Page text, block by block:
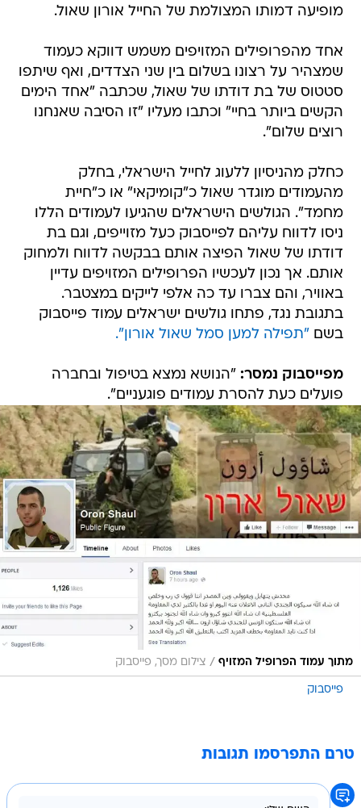
מופיעה דמותו המצולמת של החייל אורון שאול.
אחד מהפרופילים המזויפים משמש דווקא כעמוד
שמצהיר על רצונו בשלום בין שני הצדדים, ואף שיתפו
סטטוס של בת דודתו של שאול, שכתבה "אחד הימים
הקשים ביותר בחיי" וכתבו מעליו "זו הסיבה שאנחנו
רוצים שלום".
כחלק מהניסיון ללעוג לחייל הישראלי, בחלק
מהעמודים מוגדר שאול כ"קומיקאי" או כ"חיית
מחמד". הגולשים הישראלים שהגיעו לעמודים הללו
ניסו לדווח עליהם לפייסבוק כעל מזוייפים, וגם בת
דודתו של שאול הפיצה אותם בבקשה לדווח ולמחוק
אותם. אך נכון לעכשיו הפרופילים המזויפים עדיין
באוויר, והם צברו עד כה אלפי לייקים במצטבר.
בתגובת נגד, פתחו גולשים ישראלים עמוד פייסבוק
בשם "תפילה למען סמל שאול אורון".
מפייסבוק נמסר: "הנושא נמצא בטיפול ובחברה
פועלים כעת להסרת עמודים פוגעניים".
מתוך עמוד הפרופיל המזויף / צילום מסך, פייסבוק
פייסבוק
טרם התפרסמו תגובות